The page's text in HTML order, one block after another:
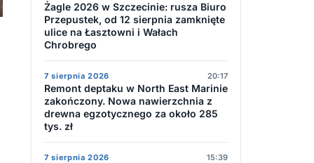
Żagle 2026 w Szczecinie: rusza Biuro
Przepustek, od 12 sierpnia zamknięte
ulice na Łasztowni i Wałach
Chrobrego
7 sierpnia 2026 20:17
Remont deptaku w North East Marinie
zakończony. Nowa nawierzchnia z
drewna egzotycznego za około 285
tys. zł
7 sierpnia 2026 15:39